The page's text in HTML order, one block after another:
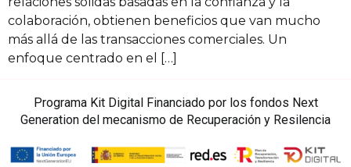
colaboración, obtienen beneficios que van mucho
más allá de las transacciones comerciales. Un
enfoque centrado en el […]
Programa Kit Digital Financiado por los fondos Next
Generation del mecanismo de Recuperación y Resilencia